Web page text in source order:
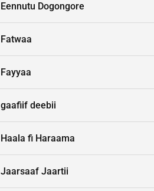
Eennutu Dogongore
Fatwaa
Fayyaa
gaafiif deebii
Haala fi Haraama
Jaarsaaf Jaartii